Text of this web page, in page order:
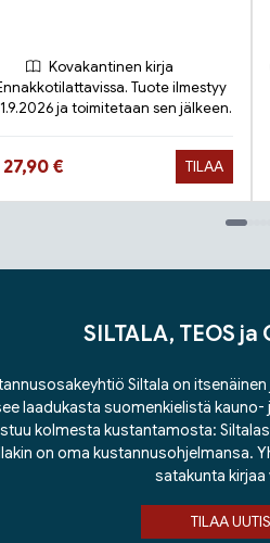
Kovakantinen kirja
Tuote ilmestyy
ja toimitetaan sen jälkeen.
Hinta nyt
27,90 € TILAA
SILTALA, TEOS ja
Siltala on
laadukasta suomenkielistä
kolmesta kustantamosta:
on oma kustannusohjelmansa.
satakunta
TILAA